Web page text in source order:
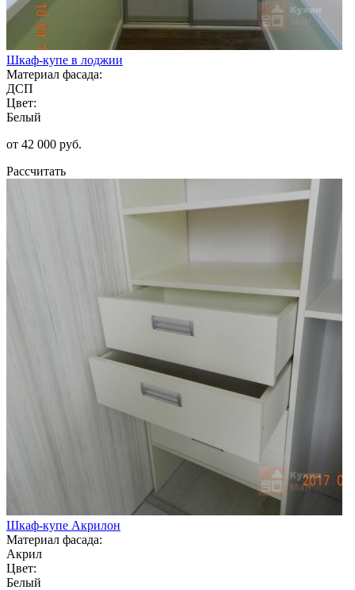
Шкаф-купе в лоджии
Материал фасада:
ДСП
Цвет:
Белый
от 42 000 руб.
Рассчитать
Шкаф-купе Акрилон
Материал фасада:
Акрил
Цвет:
Белый